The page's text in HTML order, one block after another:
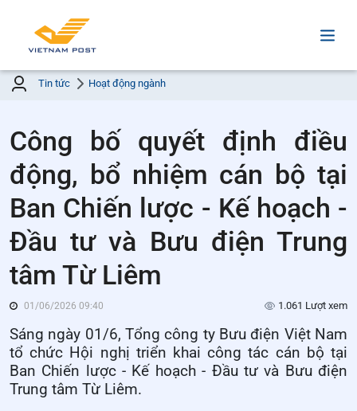
Tin tức Hoạt động ngành
Công bố quyết định điều
động, bổ nhiệm cán bộ tại
Ban Chiến lược - Kế hoạch -
Đầu tư và Bưu điện Trung
tâm Từ Liêm
01/06/2026 09:40 1.061 Lượt xem
Sáng ngày 01/6, Tổng công ty Bưu điện Việt Nam
tổ chức Hội nghị triển khai công tác cán bộ tại
Ban Chiến lược - Kế hoạch - Đầu tư và Bưu điện
Trung tâm Từ Liêm.